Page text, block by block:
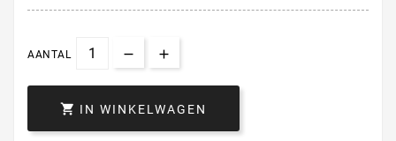
AANTAL
 IN WINKELWAGEN